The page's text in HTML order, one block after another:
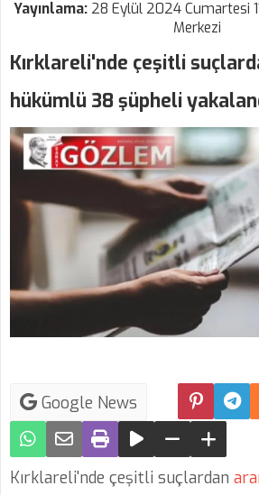
Yayınlama: 28 Eylül 2024 Cumartesi
Merkezi
Kırklareli'nde çeşitli
hükümlü 38 şüpheli
Google News
Kırklareli'nde çeşitli suçlardan